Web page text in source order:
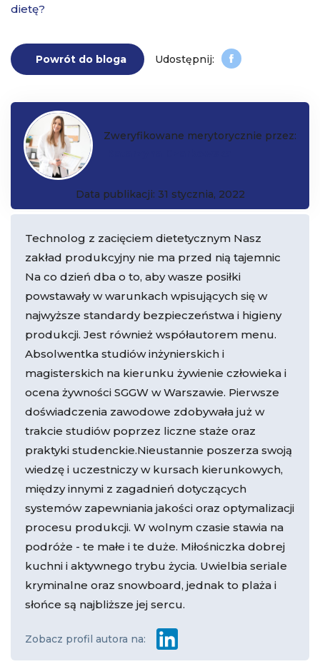
dietę?
Powrót do bloga
Zweryfikowane merytorycznie przez:
Data publikacji: 31 stycznia, 2022
Technolog z zacięciem dietetycznym Nasz
zakład produkcyjny nie ma przed nią tajemnic
Na co dzień dba o to, aby wasze posiłki
powstawały w warunkach wpisujących się w
najwyższe standardy bezpieczeństwa i higieny
produkcji. Jest również współautorem menu.
Absolwentka studiów inżynierskich i
magisterskich na kierunku żywienie człowieka i
ocena żywności SGGW w Warszawie. Pierwsze
doświadczenia zawodowe zdobywała już w
trakcie studiów poprzez liczne staże oraz
praktyki studenckie.Nieustannie poszerza swoją
wiedzę i uczestniczy w kursach kierunkowych,
między innymi z zagadnień dotyczących
systemów zapewniania jakości oraz optymalizacji
procesu produkcji. W wolnym czasie stawia na
podróże - te małe i te duże. Miłośniczka dobrej
kuchni i aktywnego trybu życia. Uwielbia seriale
kryminalne oraz snowboard, jednak to plaża i
słońce są najbliższe jej sercu.
Zobacz profil autora na: